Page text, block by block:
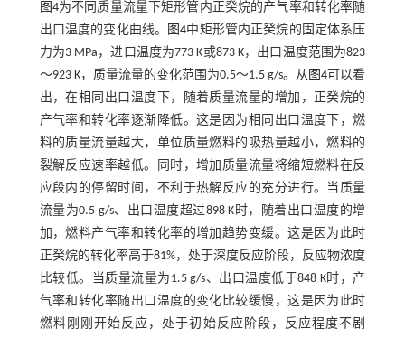
图4为不同质量流量下矩形管内正癸烷的产气率和转化率随
出口温度的变化曲线。
图4中矩形管内正癸烷的固定体系压
力为3 MPa，进口温度为773 K或873 K，出口温度范围为823
～923 K，质量流量的变化范围为0.5～1.5 g/s。从 图4可以看
出，在相同出口温度下，随着质量流量的增加，正癸烷的
产气率和转化率逐渐降低。这是因为相同出口温度下，燃
料的质量流量越大，单位质量燃料的吸热量越小，燃料的
裂解反应速率越低。同时，增加质量流量将缩短燃料在反
应段内的停留时间，不利于热解反应的充分进行。当质量
流量为0.5 g/s、出口温度超过898 K时，随着出口温度的增
加，燃料产气率和转化率的增加趋势变缓。这是因为此时
正癸烷的转化率高于81%，处于深度反应阶段，反应物浓度
比较低。当质量流量为1.5 g/s、出口温度低于848 K时，产
气率和转化率随出口温度的变化比较缓慢，这是因为此时
燃料刚刚开始反应，处于初始反应阶段，反应程度不剧